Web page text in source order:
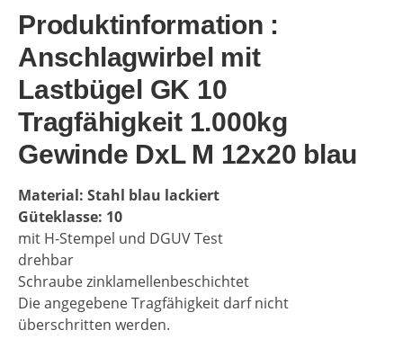
Produktinformation :
Anschlagwirbel mit
Lastbügel GK 10
Tragfähigkeit 1.000kg
Gewinde DxL M 12x20 blau
Material: Stahl blau lackiert
Güteklasse: 10
mit H-Stempel und DGUV Test
drehbar
Schraube zinklamellenbeschichtet
Die angegebene Tragfähigkeit darf nicht
überschritten werden.